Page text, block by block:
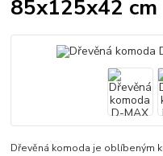
85x125x42 cm
Dřevěná komoda je oblíbeným